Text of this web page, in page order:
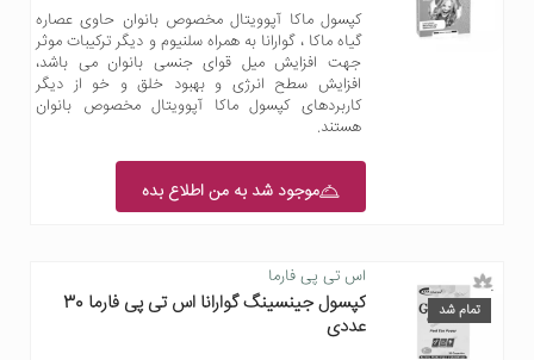
کپسول ماکا آپوویتال مخصوص بانوان حاوی عصاره
گیاه ماکا ، گوارانا به همراه سلنیوم و دیگر ترکیبات موثر
جهت افزایش میل قوای جنسی بانوان می باشد،
افزایش سطح انرژی و بهبود خلق و خو از دیگر
کاربردهای کپسول ماکا آپوویتال مخصوص بانوان
هستند.
موجود شد به من اطلاع بده
تمام شد
اس تی پی فارما
کپسول جینسینگ گوارانا اس تی پی فارما 30
عددی